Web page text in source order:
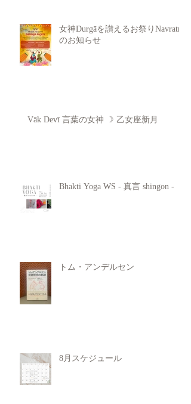
女神Durgāを讃えるお祭りNavratri
のお知らせ
Vāk Devī 言葉の女神 ☽ 乙女座新月
Bhakti Yoga WS - 真言 shingon -
トム・アンデルセン
8月スケジュール